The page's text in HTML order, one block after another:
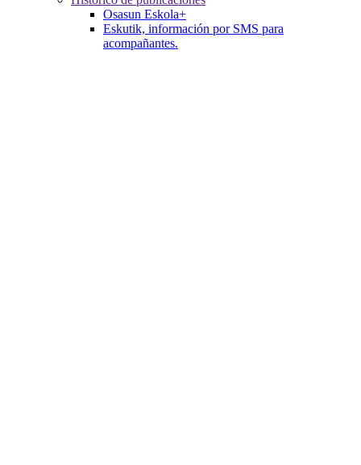
Osasun Eskola+
Eskutik, información por SMS para
acompañantes.